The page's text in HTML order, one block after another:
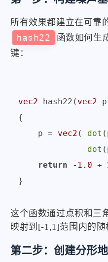
所有效果都建立在可靠
hash22
函数如何生
键：
vec2 hash22( vec2
{
    p =
vec2 ( dot
dot
return
-1.0 +
这个函数通过点积和三
映射到[-1,1]范围内的随
第二步：创建分形